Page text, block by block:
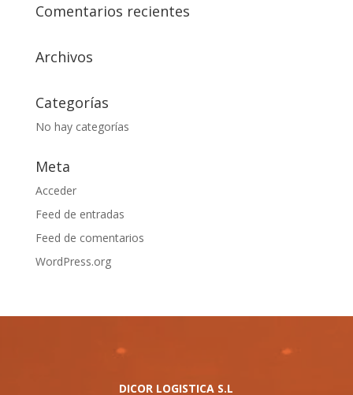
Comentarios recientes
Archivos
Categorías
No hay categorías
Meta
Acceder
Feed de entradas
Feed de comentarios
WordPress.org
DICOR LOGISTICA S.L